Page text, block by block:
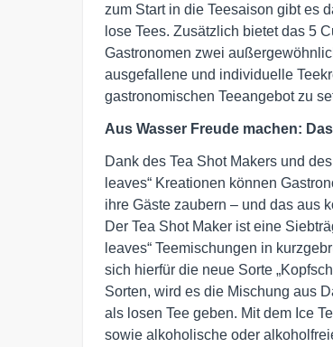
zum Start in die Teesaison gibt es
lose Tees. Zusätzlich bietet das 5
Gastronomen zwei
ausgefallene und individuelle
gastronomischen Teeangebot zu
Aus Wasser Freude machen:
Dank des Tea Shot Makers und
leaves“ Kreationen können
ihre Gäste zaubern – und das aus
Der Tea Shot Maker ist eine
leaves“ Teemischungen in
sich hierfür die neue Sorte
Sorten, wird es die Mischung aus
als losen Tee geben. Mit dem Ice
sowie alkoholische oder